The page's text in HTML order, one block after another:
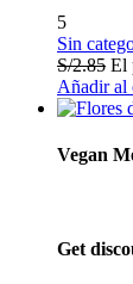
5
Sin
S/2.85 El
Añadir al
Vegan
Get